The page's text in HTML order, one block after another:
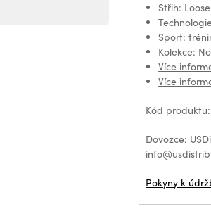
Střih: Loose
Sport:
Kolekce:
Více
Více
Kód produktu:
Dovozce:
Pokyny k